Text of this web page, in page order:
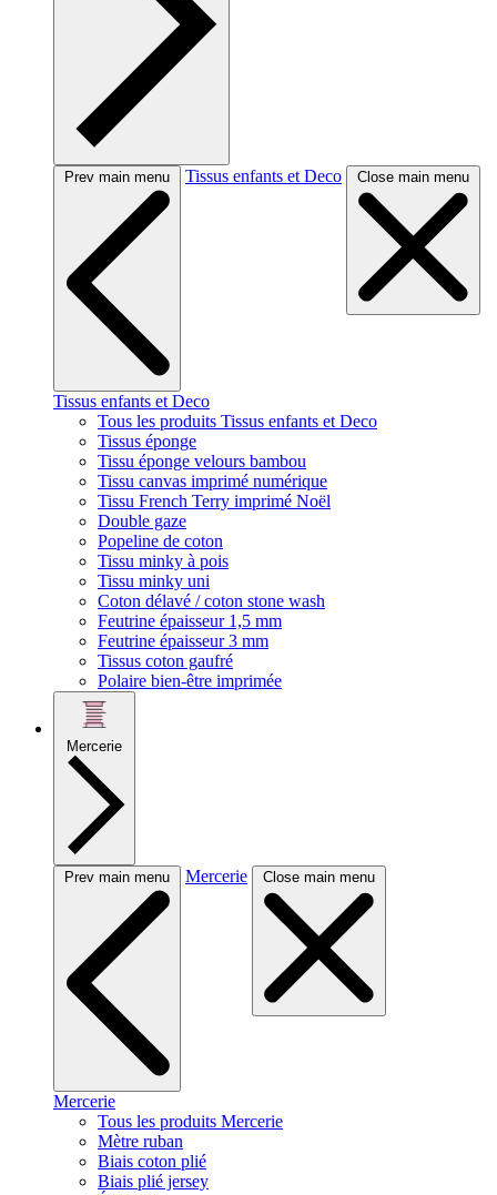
Prev main menu Tissus enfants et Deco Close main menu
Tissus enfants et Deco
Tous les produits Tissus enfants et Deco
Tissus éponge
Tissu éponge velours bambou
Tissu canvas imprimé numérique
Tissu French Terry imprimé Noël
Double gaze
Popeline de coton
Tissu minky à pois
Tissu minky uni
Coton délavé / coton stone wash
Feutrine épaisseur 1,5 mm
Feutrine épaisseur 3 mm
Tissus coton gaufré
Polaire bien-être imprimée
Mercerie
Prev main menu Mercerie Close main menu
Mercerie
Tous les produits Mercerie
Mètre ruban
Biais coton plié
Biais plié jersey